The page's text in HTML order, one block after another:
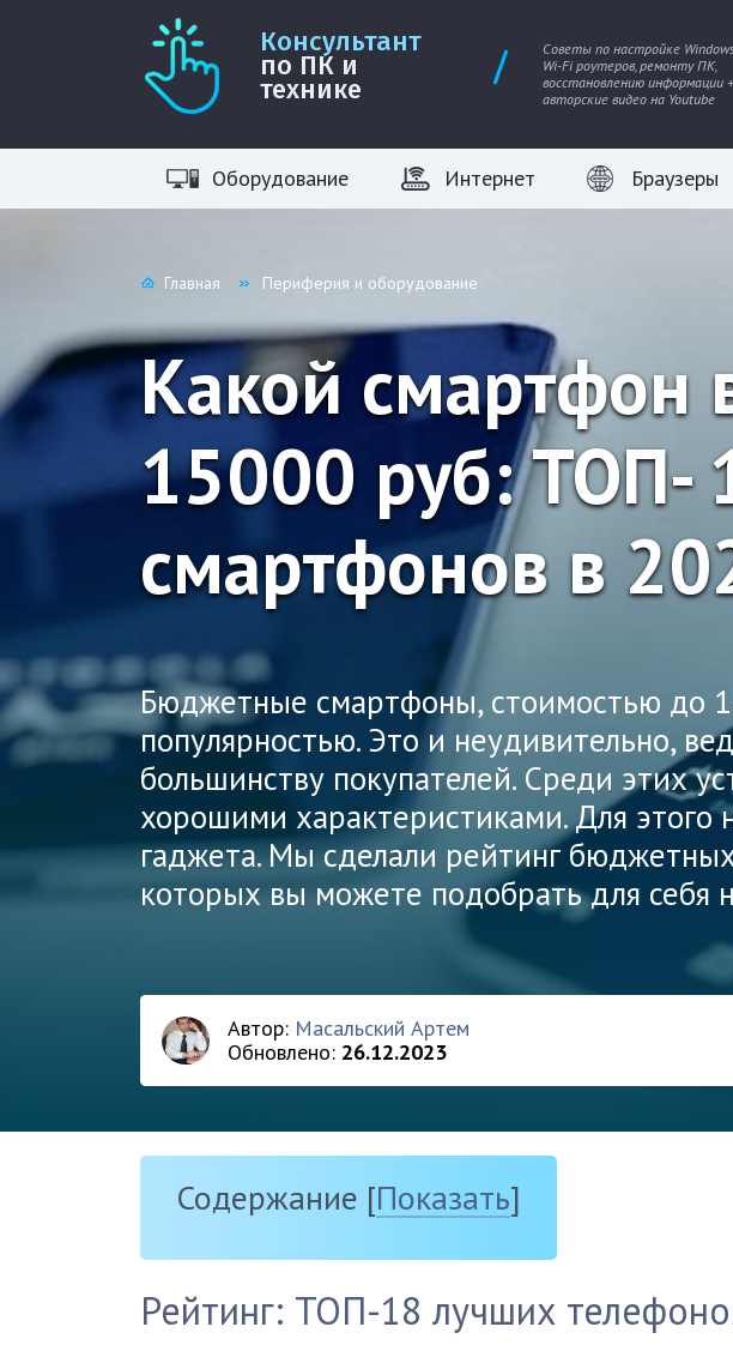
Консультант
по ПК и
технике
Советы по настройке
Wi-Fi роутеров, ремонту ПК,
восстановлению информации +
авторские видео на Youtube
Оборудование Интернет Браузеры
Главная Периферия и оборудование
Какой смартфон
15000 руб: ТОП-
смартфонов в
Бюджетные смартфоны, стоимостью до
популярностью. Это и неудивительно,
большинству покупателей. Среди этих
хорошими характеристиками. Для
гаджета. Мы сделали рейтинг
которых вы можете подобрать для себя
Автор: Масальский Артем
Обновлено: 26.12.2023
Содержание [Показать]
Рейтинг: ТОП-18 лучших